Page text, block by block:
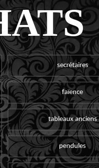
secrétaires
faïence
tableaux anciens
pendules